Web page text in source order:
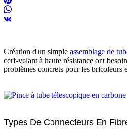
Création d'un simple assemblage de
cerf-volant à haute résistance ont
problèmes concrets pour les bricoleurs
Types De Connecteurs En